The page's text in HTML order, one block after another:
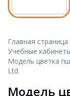
Главная страница
Учебные
Модель цветка
Ltd.
Модель